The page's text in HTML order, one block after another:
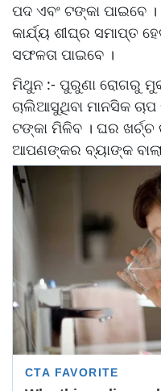
ପଦ ଏବଂ ଟଙ୍କା
କାର୍ଯ୍ୟ ଶୀଘ୍ର ସମାପ୍ତ
ସଫଳତା ପାଇବେ ।
ମିଥୁନ :- ପୁରୁଣା ରୋଗରୁ
ଚାଲିଆସୁଥିବା ମାନସିକ
ଟଙ୍କା ମିଳିବ । ଘର ଖର୍ଚ୍ଚ
ଆପଣଙ୍କର ବ୍ୟାଙ୍କ